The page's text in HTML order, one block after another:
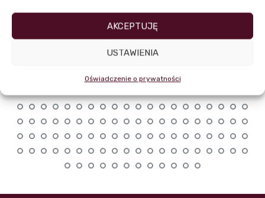
AKCEPTUJĘ
USTAWIENIA
Oświadczenie o prywatności